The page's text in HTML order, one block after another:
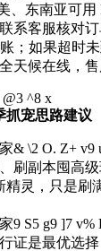
、东南亚可用
系客服核对
；如果超时
天候在线，售
^8 x
抓宠思路建议
& \2 O. Z+ v9
刷副本囤高
精灵，只是刷
9 S5 g9 ]7
证是最优选